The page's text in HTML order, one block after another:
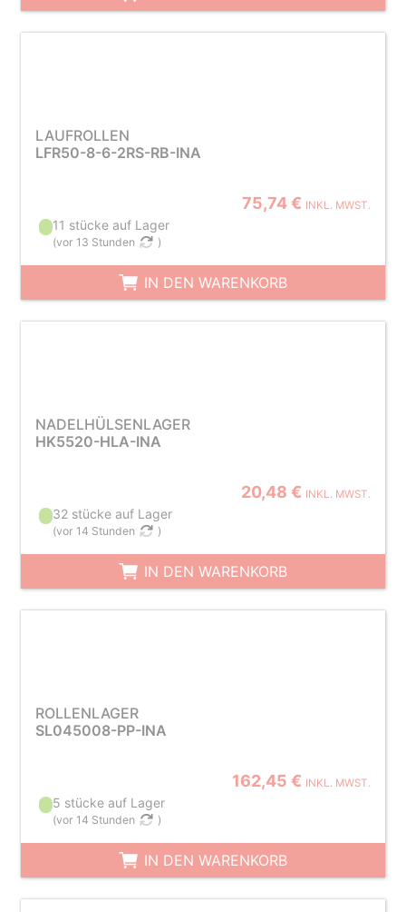
LAUFROLLEN
LFR50-8-6-2RS-RB-INA
75,74 € INKL. MWST.
11 stücke auf Lager
(vor 13 Stunden )
IN DEN WARENKORB
NADELHÜLSENLAGER
HK5520-HLA-INA
20,48 € INKL. MWST.
32 stücke auf Lager
(vor 14 Stunden )
IN DEN WARENKORB
ROLLENLAGER
SL045008-PP-INA
162,45 € INKL. MWST.
5 stücke auf Lager
(vor 14 Stunden )
IN DEN WARENKORB